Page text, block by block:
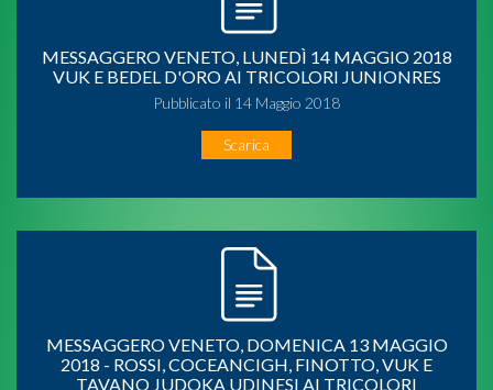
MESSAGGERO VENETO, LUNEDÌ 14 MAGGIO 2018
VUK E BEDEL D'ORO AI TRICOLORI JUNIONRES
Pubblicato il 14 Maggio 2018
Scarica
MESSAGGERO VENETO, DOMENICA 13 MAGGIO
2018 - ROSSI, COCEANCIGH, FINOTTO, VUK E
TAVANO JUDOKA UDINESI AI TRICOLORI